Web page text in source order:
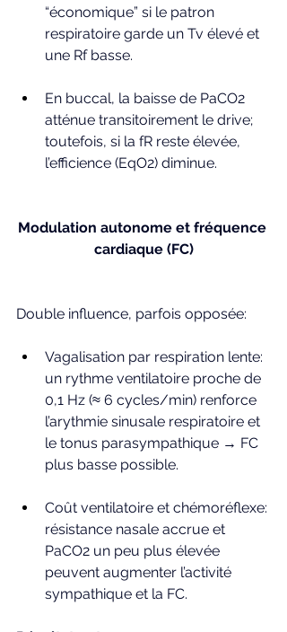
“économique” si le patron
respiratoire garde un Tv élevé et
une Rf basse.
En buccal, la baisse de PaCO2
atténue transitoirement le drive;
toutefois, si la fR reste élevée,
l’efficience (EqO2) diminue.
Modulation autonome et fréquence
cardiaque (FC)
Double influence, parfois opposée:
Vagalisation par respiration lente:
un rythme ventilatoire proche de
0,1 Hz (≈ 6 cycles/min) renforce
l’arythmie sinusale respiratoire et
le tonus parasympathique → FC
plus basse possible.
Coût ventilatoire et chémoréflexe:
résistance nasale accrue et
PaCO2 un peu plus élevée
peuvent augmenter l’activité
sympathique et la FC.